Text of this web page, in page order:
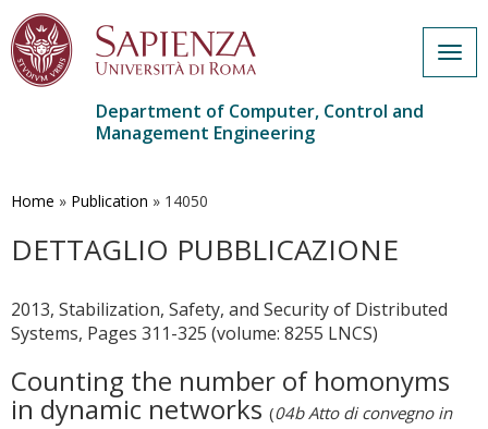
main
Department of Computer, Control and
Management Engineering
Home » Publication » 14050
DETTAGLIO PUBBLICAZIONE
2013, Stabilization, Safety, and Security of Distributed
Systems, Pages 311-325 (volume: 8255 LNCS)
Counting the number of homonyms
in dynamic networks (04b Atto di convegno in